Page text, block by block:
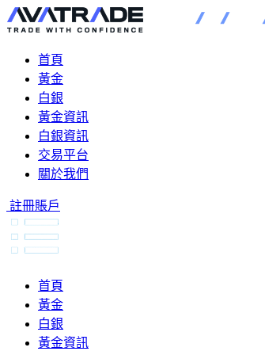
首頁
黃金
白銀
黃金資訊
白銀資訊
交易平台
關於我們
註冊賬戶
首頁
黃金
白銀
黃金資訊